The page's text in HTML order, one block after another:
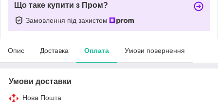
Що таке купити з Пром?
Замовлення під захистом
Опис Доставка Оплата Умови повернення
Умови доставки
Нова Пошта